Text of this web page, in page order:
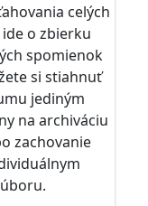
celých
o zbierku
spomienok
si stiahnuť
jediným
na archiváciu
zachovanie